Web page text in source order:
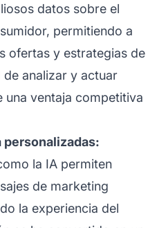
datos sobre el
permitiendo a
ofertas y estrategias de
analizar y actuar
ventaja competitiva
personalizadas:
la IA permiten
de marketing
la experiencia del